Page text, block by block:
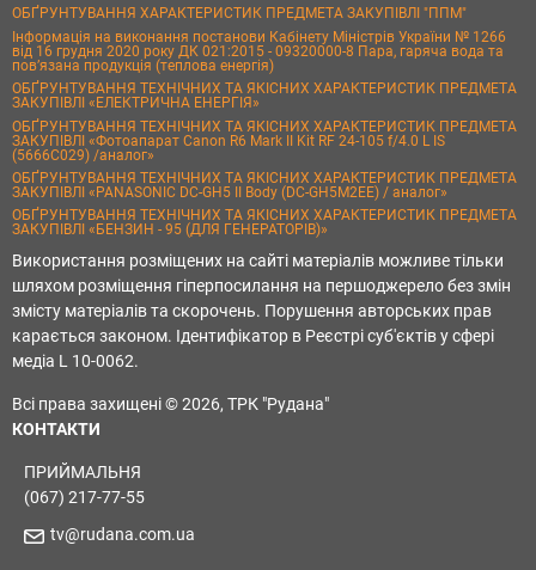
ОБҐРУНТУВАННЯ ХАРАКТЕРИСТИК ПРЕДМЕТА ЗАКУПІВЛІ "ППМ"
Інформація на виконання постанови Кабінету Міністрів України № 1266
від 16 грудня 2020 року ДК 021:2015 - 09320000-8 Пара, гаряча вода та
пов’язана продукція (теплова енергія)
ОБҐРУНТУВАННЯ ТЕХНІЧНИХ ТА ЯКІСНИХ ХАРАКТЕРИСТИК ПРЕДМЕТА
ЗАКУПІВЛІ «ЕЛЕКТРИЧНА ЕНЕРГІЯ»
ОБҐРУНТУВАННЯ ТЕХНІЧНИХ ТА ЯКІСНИХ ХАРАКТЕРИСТИК ПРЕДМЕТА
ЗАКУПІВЛІ «Фотоапарат Canon R6 Mark II Kit RF 24-105 f/4.0 L IS
(5666C029) /аналог»
ОБҐРУНТУВАННЯ ТЕХНІЧНИХ ТА ЯКІСНИХ ХАРАКТЕРИСТИК ПРЕДМЕТА
ЗАКУПІВЛІ «PANASONIC DC-GH5 II Body (DC-GH5M2EE) / аналог»
ОБҐРУНТУВАННЯ ТЕХНІЧНИХ ТА ЯКІСНИХ ХАРАКТЕРИСТИК ПРЕДМЕТА
ЗАКУПІВЛІ «БЕНЗИН - 95 (ДЛЯ ГЕНЕРАТОРІВ)»
Використання розміщених на сайті матеріалів можливе тільки
шляхом розміщення гіперпосилання на першоджерело без змін
змісту матеріалів та скорочень. Порушення авторських прав
карається законом. Ідентифікатор в Реєстрі суб'єктів у сфері
медіа L 10-0062.
Всі права захищені © 2026, ТРК "Рудана"
КОНТАКТИ
ПРИЙМАЛЬНЯ
(067) 217-77-55
tv@rudana.com.ua